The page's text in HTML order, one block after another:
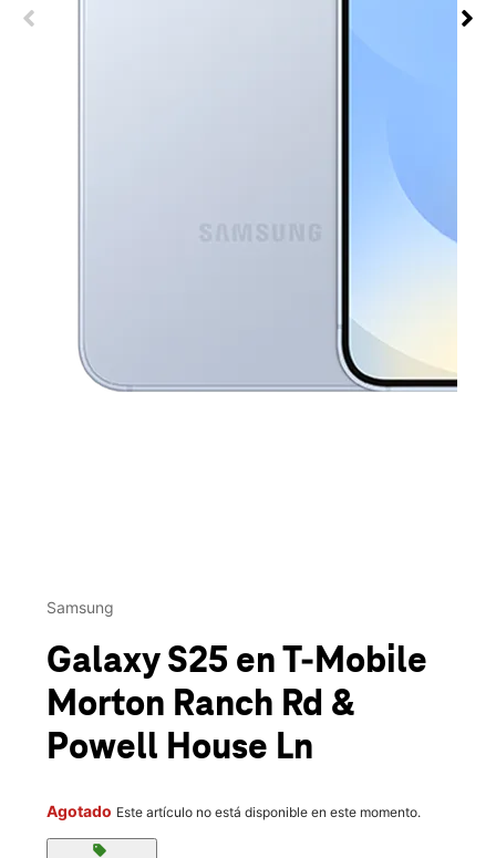
Samsung
Galaxy S25 en T-Mobile
Morton Ranch Rd &
Powell House Ln
Agotado Este artículo no está disponible en este momento.
sell